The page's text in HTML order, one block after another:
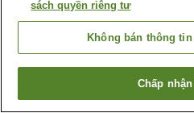
Nhà hàng
Trang chủ Nhật Bản Tỉnh
Hotel New Shizuoka
Tìm
sách quyền riêng tư
Không bán thông
Chấp